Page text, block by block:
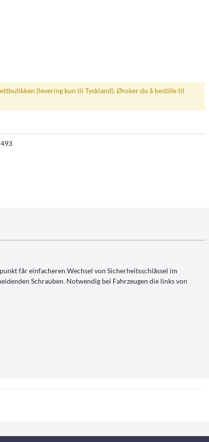
(levering kun til Tyskland). Ønsker du å bestille til
får einfacheren Wechsel von Sicherheitsschlåssel im
Schrauben. Notwendig bei Fahrzeugen die links von